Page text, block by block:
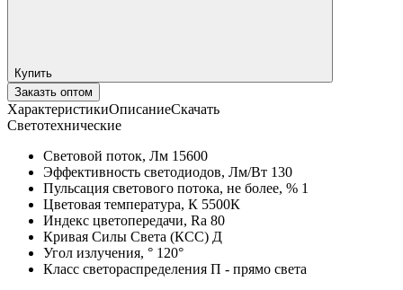
Купить
Заказть оптом
ХарактеристикиОписаниеСкачать
Светотехнические
Световой поток, Лм 15600
Эффективность светодиодов, Лм/Вт 130
Пульсация светового потока, не более, % 1
Цветовая температура, К 5500К
Индекс цветопередачи, Ra 80
Кривая Силы Света (КСС) Д
Угол излучения, ° 120°
Класс светораспределения П - прямо света